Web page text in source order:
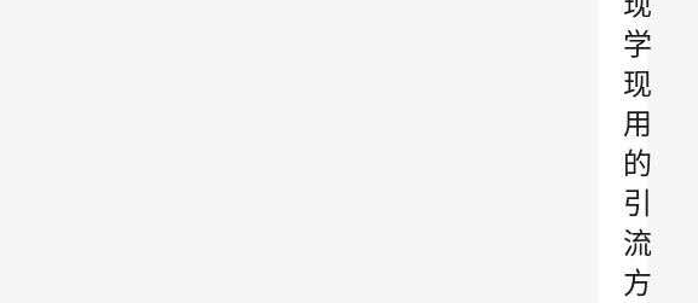
学
现
用
的
引
流
方